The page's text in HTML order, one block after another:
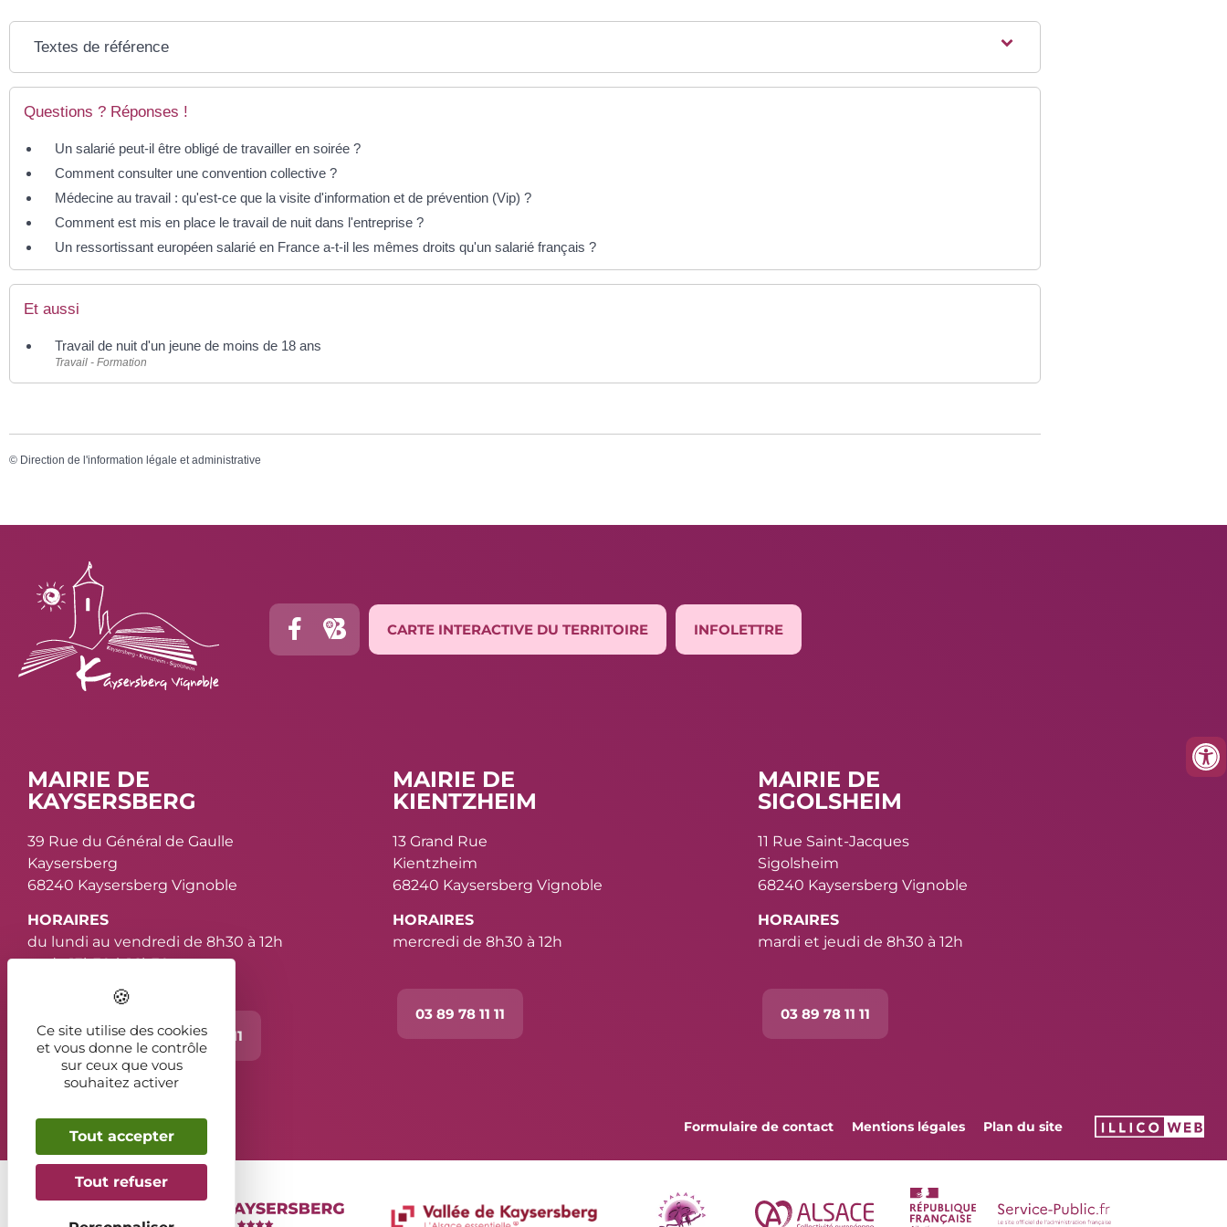
Textes de référence
Questions ? Réponses !
Un salarié peut-il être obligé de travailler en soirée ?
Comment consulter une convention collective ?
Médecine au travail : qu'est-ce que la visite d'information et de prévention (Vip) ?
Comment est mis en place le travail de nuit dans l'entreprise ?
Un ressortissant européen salarié en France a-t-il les mêmes droits qu'un salarié français ?
Et aussi
Travail de nuit d'un jeune de moins de 18 ans
Travail - Formation
© Direction de l'information légale et administrative
CARTE INTERACTIVE DU TERRITOIRE INFOLETTRE
MAIRIE DE
KAYSERSBERG
39 Rue du Général de Gaulle
Kaysersberg
68240 Kaysersberg Vignoble
HORAIRES
du lundi au vendredi de 8h30 à 12h
et de 13h30 à 16h30
Contact 03 89 78 11 11
MAIRIE DE
KIENTZHEIM
13 Grand Rue
Kientzheim
68240 Kaysersberg Vignoble
HORAIRES
mercredi de 8h30 à 12h
03 89 78 11 11
MAIRIE DE
SIGOLSHEIM
11 Rue Saint-Jacques
Sigolsheim
68240 Kaysersberg Vignoble
HORAIRES
mardi et jeudi de 8h30 à 12h
03 89 78 11 11
2026 - Kaysersberg Vignoble Formulaire de contact Mentions légales Plan du site
Ce site utilise des cookies
et vous donne le contrôle
sur ceux que vous
souhaitez activer
Tout accepter
Tout refuser